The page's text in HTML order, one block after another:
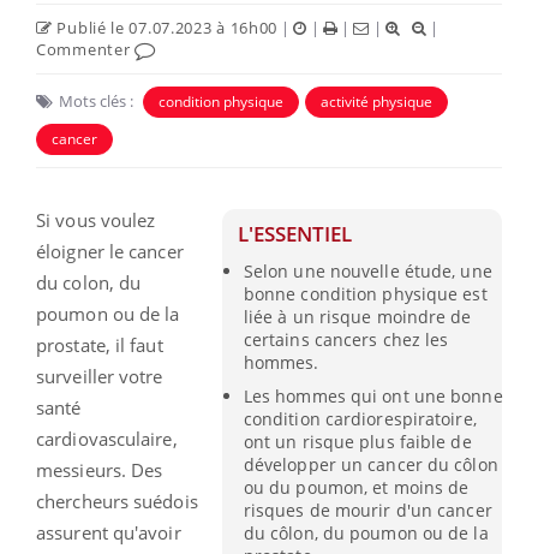
Publié le 07.07.2023 à 16h00 | | | |
|
Commenter
Mots clés : condition physique
activité physique
cancer
L'ESSENTIEL
Selon une nouvelle étude, une
bonne condition physique est
liée à un risque moindre de
certains cancers chez les
hommes.
Les hommes qui ont une bonne
condition cardiorespiratoire,
ont un risque plus faible de
développer un cancer du côlon
ou du poumon, et moins de
risques de mourir d'un cancer
du côlon, du poumon ou de la
Si vous voulez
éloigner le cancer
du colon, du
poumon ou de la
prostate, il faut
surveiller votre
santé
cardiovasculaire,
messieurs. Des
chercheurs suédois
assurent qu'avoir